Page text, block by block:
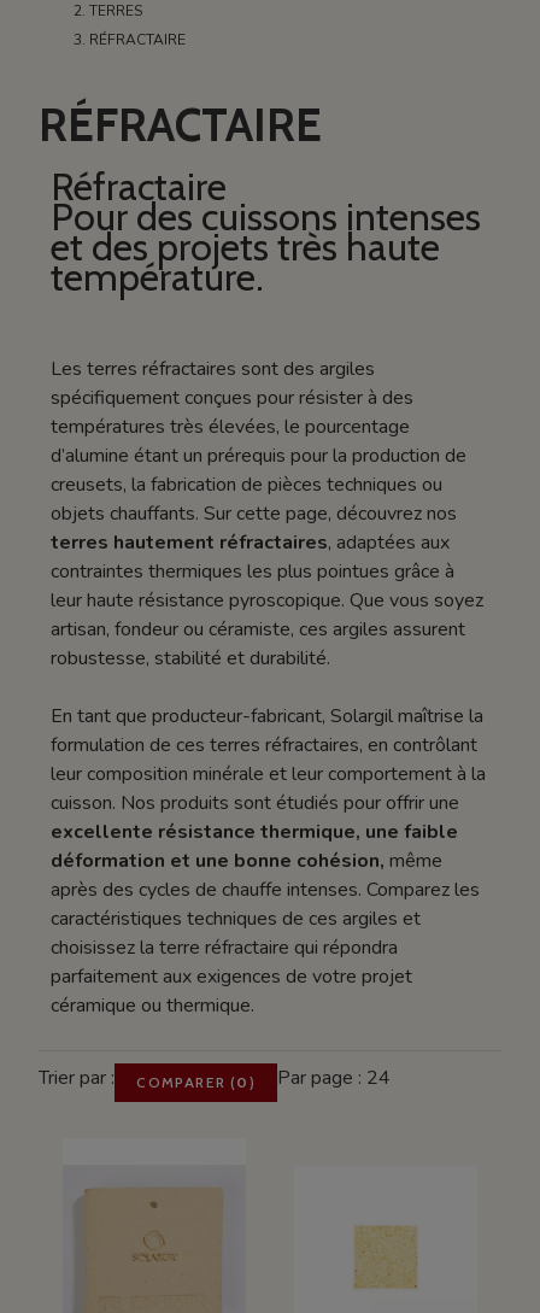
TERRES
RÉFRACTAIRE
RÉFRACTAIRE
Réfractaire
Pour des cuissons intenses
et des projets très haute
température.
Les terres réfractaires sont des argiles
spécifiquement conçues pour résister à des
températures très élevées, le pourcentage
d’alumine étant un prérequis pour la production de
creusets, la fabrication de pièces techniques ou
objets chauffants. Sur cette page, découvrez nos
terres hautement réfractaires, adaptées aux
contraintes thermiques les plus pointues grâce à
leur haute résistance pyroscopique. Que vous soyez
artisan, fondeur ou céramiste, ces argiles assurent
robustesse, stabilité et durabilité.
En tant que producteur-fabricant, Solargil maîtrise la
formulation de ces terres réfractaires, en contrôlant
leur composition minérale et leur comportement à la
cuisson. Nos produits sont étudiés pour offrir une
excellente résistance thermique, une faible
déformation et une bonne cohésion, même
après des cycles de chauffe intenses. Comparez les
caractéristiques techniques de ces argiles et
choisissez la terre réfractaire qui répondra
parfaitement aux exigences de votre projet
céramique ou thermique.
Trier par : COMPARER (0 ) Par page : 24